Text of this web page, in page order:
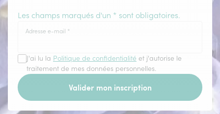
Les champs marqués d'un * sont obligatoires.
Adresse e-mail *
J'ai lu la Politique de confidentialité et j'autorise le
traitement de mes données personnelles.
Valider mon inscription